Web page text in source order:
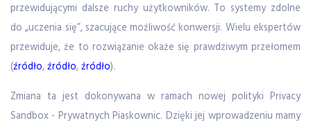
przewidującymi dalsze ruchy użytkowników. To systemy zdolne
do „uczenia się”, szacujące możliwość konwersji. Wielu ekspertów
przewiduje, że to rozwiązanie okaże się prawdziwym przełomem
(źródło,źródło,źródło).
Zmiana ta jest dokonywana w ramach nowej polityki Privacy
Sandbox - Prywatnych Piaskownic. Dzięki jej wprowadzeniu mamy